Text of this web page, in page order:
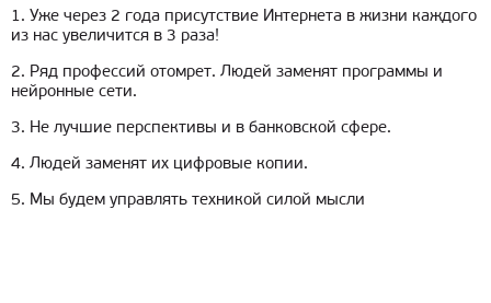
1. Уже через 2 года присутствие Интернета в жизни каждого
из нас увеличится в 3 раза!
2. Ряд профессий отомрет. Людей заменят программы и
нейронные сети.
3. Не лучшие перспективы и в банковской сфере.
4. Людей заменят их цифровые копии.
5. Мы будем управлять техникой силой мысли